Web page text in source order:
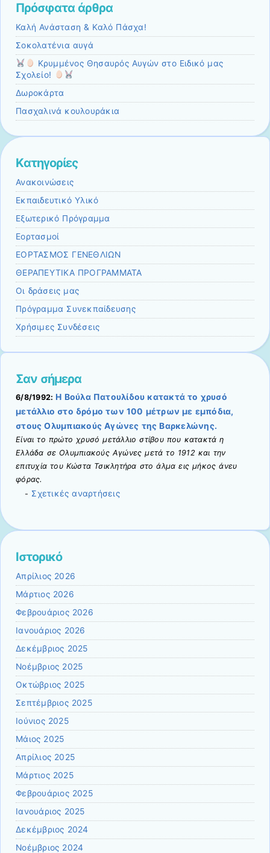
Πρόσφατα άρθρα
Καλή Ανάσταση & Καλό Πάσχα!
Σοκολατένια αυγά
Κρυμμένος Θησαυρός Αυγών στο Ειδικό μας
Σχολείο!
Δωροκάρτα
Πασχαλινά κουλουράκια
Kατηγορίες
Ανακοινώσεις
Εκπαιδευτικό Υλικό
Εξωτερικό Πρόγραμμα
Εορτασμοί
ΕΟΡΤΑΣΜΟΣ ΓΕΝΕΘΛΙΩΝ
ΘΕΡΑΠΕΥΤΙΚΑ ΠΡΟΓΡΑΜΜΑΤΑ
Οι δράσεις μας
Πρόγραμμα Συνεκπαίδευσης
Χρήσιμες Συνδέσεις
Σαν σήμερα
6/8/1992: Η Βούλα Πατουλίδου κατακτά το χρυσό
μετάλλιο στο δρόμο των 100 μέτρων με εμπόδια,
στους Ολυμπιακούς Αγώνες της Βαρκελώνης.
Είναι το πρώτο χρυσό μετάλλιο στίβου που κατακτά η
Ελλάδα σε Ολυμπιακούς Αγώνες μετά το 1912 και την
επιτυχία του Κώστα Τσικλητήρα στο άλμα εις μήκος άνευ
φόρας.
- Σχετικές αναρτήσεις
Ιστορικό
Απρίλιος 2026
Μάρτιος 2026
Φεβρουάριος 2026
Ιανουάριος 2026
Δεκέμβριος 2025
Νοέμβριος 2025
Οκτώβριος 2025
Σεπτέμβριος 2025
Ιούνιος 2025
Μάιος 2025
Απρίλιος 2025
Μάρτιος 2025
Φεβρουάριος 2025
Ιανουάριος 2025
Δεκέμβριος 2024
Νοέμβριος 2024